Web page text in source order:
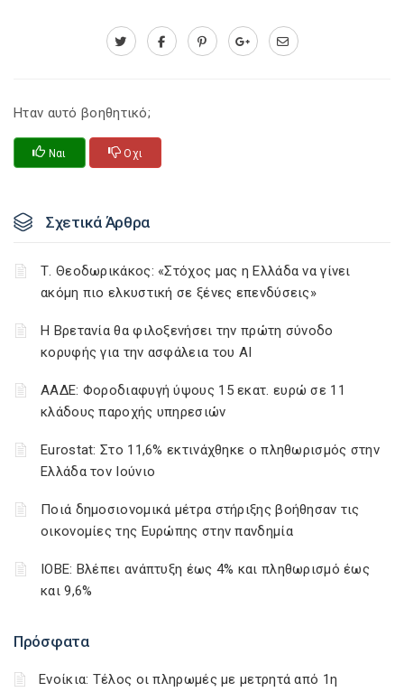
Πρόσφατα
Ενοίκια: Τέλος οι πληρωμές με μετρητά από 1η
Ηταν αυτό βοηθητικό;
Ναι Οχι
Σχετικά Άρθρα
Τ. Θεοδωρικάκος: «Στόχος μας η Ελλάδα να γίνει
ακόμη πιο ελκυστική σε ξένες επενδύσεις»
Η Βρετανία θα φιλοξενήσει την πρώτη σύνοδο
κορυφής για την ασφάλεια του ΑΙ
ΑΑΔΕ: Φοροδιαφυγή ύψους 15 εκατ. ευρώ σε 11
κλάδους παροχής υπηρεσιών
Eurostat: Στο 11,6% εκτινάχθηκε ο πληθωρισμός στην
Ελλάδα τον Ιούνιο
Ποιά δημοσιονομικά μέτρα στήριξης βοήθησαν τις
οικονομίες της Ευρώπης στην πανδημία
ΙΟΒΕ: Βλέπει ανάπτυξη έως 4% και πληθωρισμό έως
και 9,6%